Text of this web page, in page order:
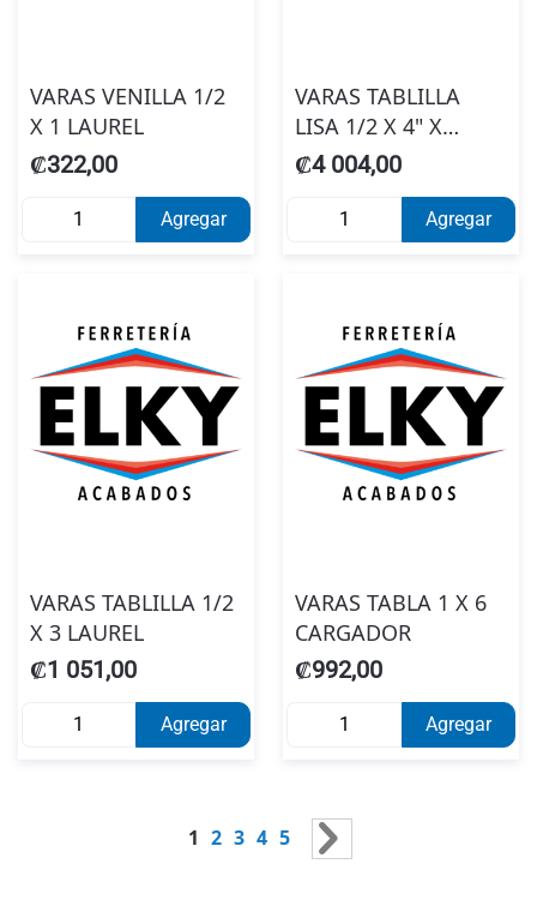
VARAS VENILLA 1/2
X 1 LAUREL
₡322,00
Agregar
VARAS TABLILLA
LISA 1/2 X 4" X
3.20MTS #8863000
₡4 004,00
Agregar
VARAS TABLILLA 1/2
X 3 LAUREL
₡1 051,00
Agregar
VARAS TABLA 1 X 6
CARGADOR
₡992,00
Agregar
Actualmente estás leyendo página
1 Página
2 Página
3 Página
4 Página
5 Página
Siguiente